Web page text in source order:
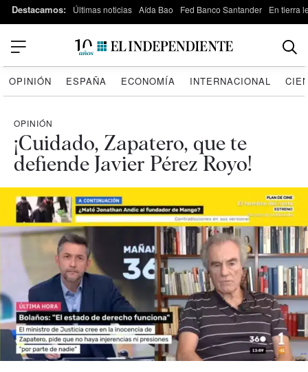
Destacamos: Últimas noticias Aída Bao Fed Banco Santander En tierra
OPINIÓN ESPAÑA ECONOMÍA INTERNACIONAL
OPINIÓN
¡Cuidado, Zapatero, que te
defiende Javier Pérez Royo!